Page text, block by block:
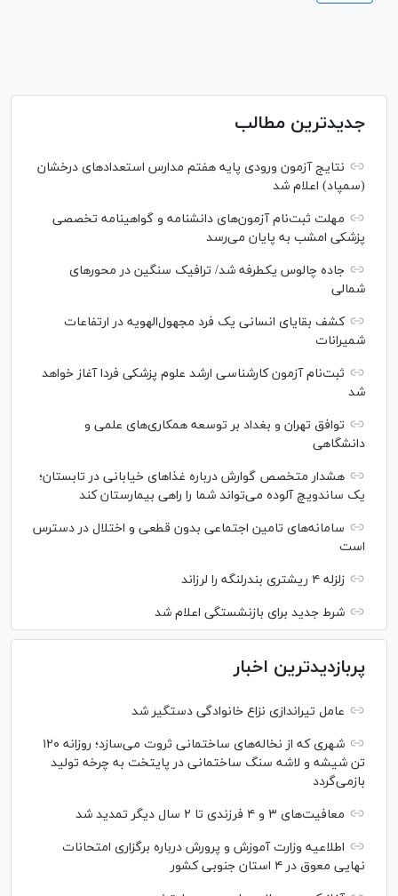
جدیدترین مطالب
نتایج آزمون ورودی پایه هفتم مدارس استعدادهای درخشان
(سمپاد) اعلام شد
مهلت ثبت‌نام آزمون‌های دانشنامه و گواهینامه تخصصی
پزشکی امشب به پایان می‌رسد
جاده چالوس یکطرفه شد/ ترافیک سنگین در محورهای
شمالی
کشف بقایای انسانی یک فرد مجهول‌الهویه در ارتفاعات
شمیرانات
ثبت‌نام آزمون کارشناسی ارشد علوم پزشکی فردا آغاز خواهد
شد
توافق تهران و بغداد بر توسعه همکاری‌های علمی و
دانشگاهی
هشدار متخصص گوارش درباره غذا‌های خیابانی در تابستان؛
یک ساندویچ آلوده می‌تواند شما را راهی بیمارستان کند
سامانه‌های تامین اجتماعی بدون قطعی و اختلال در دسترس
است
زلزله ۴ ریشتری بندرلنگه را لرزاند
شرط جدید برای بازنشستگی اعلام شد
پربازدیدترین اخبار
عامل تیراندازی نزاع خانوادگی دستگیر شد
شهری که از نخاله‌های ساختمانی ثروت می‌سازد؛ روزانه ۱۲۰
تن شیشه و لاشه سنگ ساختمانی در پایتخت به چرخه تولید
بازمی‌گردد
معافیت‌های ۳ و ۴ فرزندی تا ۲ سال دیگر تمدید شد
اطلاعیه وزارت آموزش و پرورش درباره برگزاری امتحانات
نهایی معوق در ۴ استان جنوبی کشور